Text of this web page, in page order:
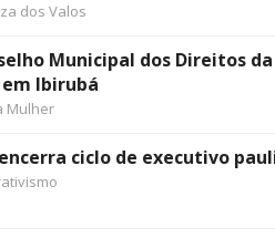
dos Valos
Municipal dos Direitos da
Ibirubá
Mulher
ciclo de executivo